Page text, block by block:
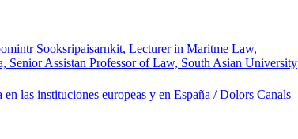
Sooksripaisarnkit, Lecturer in Maritme Law,
Assistan Professor of Law, South Asian University
las instituciones europeas y en España / Dolors Canals